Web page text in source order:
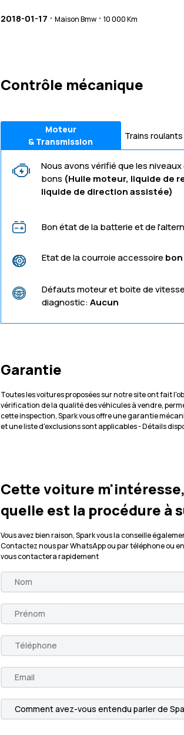
2018-01-17 · Maison Bmw · 10 000 Km
Contrôle mécanique
Moteur
& Transmission
Trains
Nous avons vérifié que les
bons (Huile moteur, liquide de
liquide de direction assistée)
Bon état de la batterie et de
Etat de la courroie accessoire bon
Défauts moteur et boite de
diagnostic:Aucun
Garantie
Toutes les voitures proposées sur notre site ont fait
vérification de la qualité des véhicules à vendre,
cette inspection, Spark vous offre une garantie
et une liste d'exclusions sont applicables - Détails
Cette voiture m'intéresse,
quelle est la procédure à
Vous avez bien raison, Spark vous la conseille
Contactez nous par WhatsApp ou par téléphone ou
vous contactera rapidement